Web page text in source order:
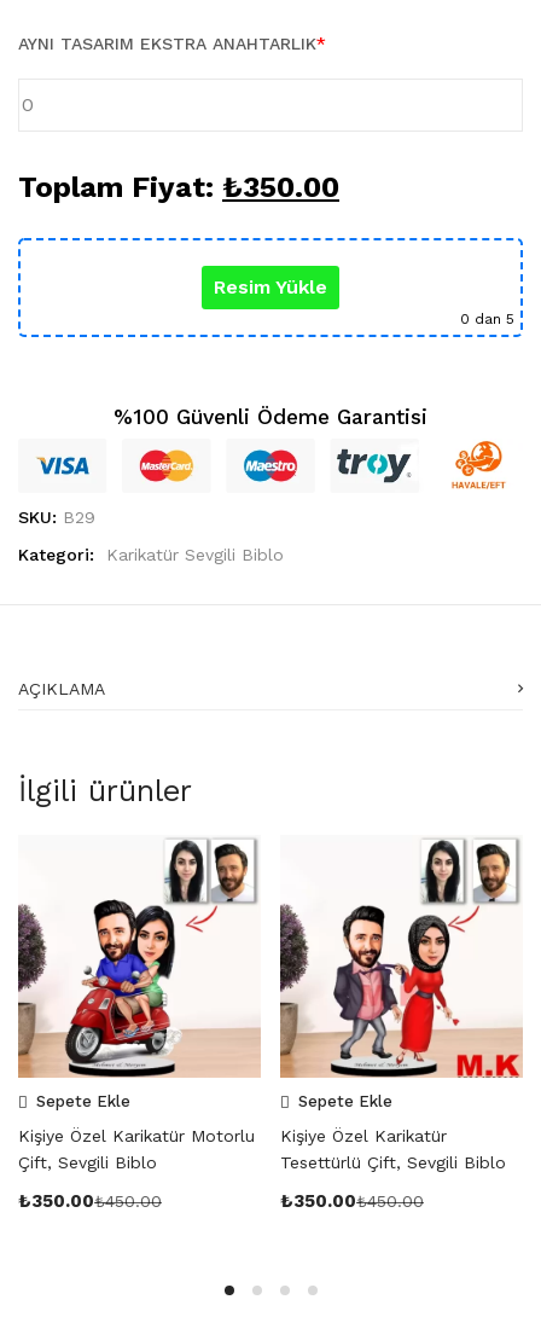
KUPA BARDAK (5)
Öğretmenler Günü (5)
AYNI TASARIM EKSTRA ANAHTARLIK*
Toplam Fiyat: ₺350.00
Resim Yükle
0 dan 5
%100 Güvenli Ödeme Garantisi
SKU: B29
Kategori:
Karikatür Sevgili Biblo
AÇIKLAMA
İlgili ürünler
Sepete Ekle
Kişiye Özel Karikatür Motorlu
Çift, Sevgili Biblo
₺350.00₺450.00
Sepete Ekle
Kişiye Özel Karikatür
Tesettürlü Çift, Sevgili Biblo
₺350.00₺450.00